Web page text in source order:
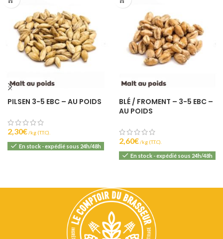
PILSEN 3-5 EBC – AU POIDS
2,30€ (T.T.C).
En stock - expédié sous 24h/48h
BLÉ / FROMENT – 3-5 EBC –
AU POIDS
2,60€ (T.T.C).
En stock - expédié sous 24h/48h